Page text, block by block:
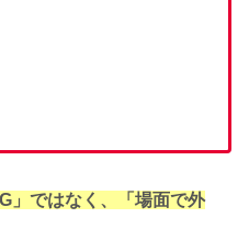
」ではなく、「場面で外